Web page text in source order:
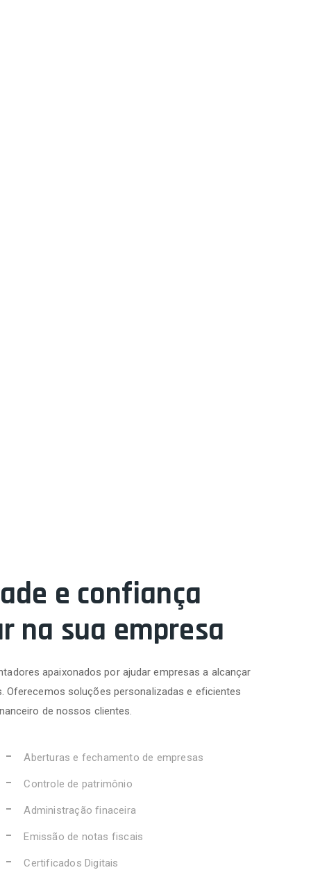
e confiança
na sua empresa
apaixonados por ajudar empresas a alcançar
Oferecemos soluções personalizadas e eficientes
de nossos clientes.
Aberturas e fechamento de empresas
Controle de patrimônio
Administração finaceira
Emissão de notas fiscais
Certificados Digitais